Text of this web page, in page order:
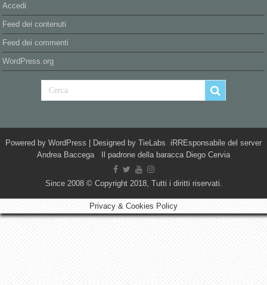
Accedi
Feed dei contenuti
Feed dei commenti
WordPress.org
Powered by WordPress | Designed by TieLabs iRREsponsabile del server
Andrea Baccega Il padrone della baracca Diego Cervia
Since 2008 © Copyright 2018, Tutti i diritti riservati.
Privacy & Cookies Policy